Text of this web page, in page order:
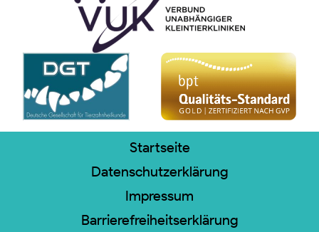
Startseite
Datenschutzerklärung
Impressum
Barrierefreiheitserklärung